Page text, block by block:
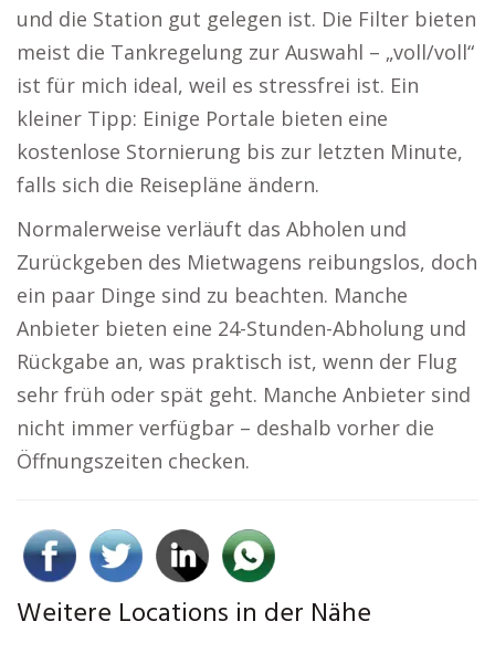
und die Station gut gelegen ist. Die Filter bieten
meist die Tankregelung zur Auswahl – „voll/voll“
ist für mich ideal, weil es stressfrei ist. Ein
kleiner Tipp: Einige Portale bieten eine
kostenlose Stornierung bis zur letzten Minute,
falls sich die Reisepläne ändern.
Normalerweise verläuft das Abholen und
Zurückgeben des Mietwagens reibungslos, doch
ein paar Dinge sind zu beachten. Manche
Anbieter bieten eine 24-Stunden-Abholung und
Rückgabe an, was praktisch ist, wenn der Flug
sehr früh oder spät geht. Manche Anbieter sind
nicht immer verfügbar – deshalb vorher die
Öffnungszeiten checken.
Weitere Locations in der Nähe